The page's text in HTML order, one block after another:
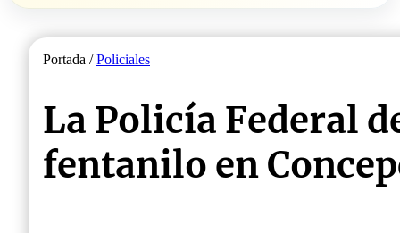
Portada /Policiales
La Policía Federal
fentanilo en